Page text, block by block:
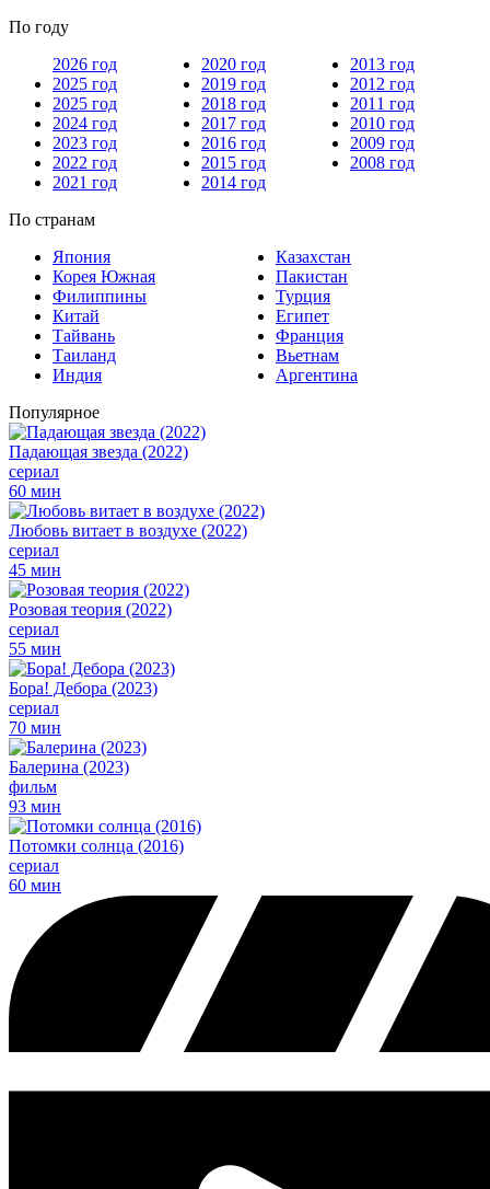
По году
2026 год
2025 год
2025 год
2024 год
2023 год
2022 год
2021 год
2020 год
2019 год
2018 год
2017 год
2016 год
2015 год
2014 год
2013 год
2012 год
2011 год
2010 год
2009 год
2008 год
По странам
Япония
Корея Южная
Филиппины
Китай
Тайвань
Таиланд
Индия
Казахстан
Пакистан
Турция
Египет
Франция
Вьетнам
Аргентина
Популярное
Падающая звезда (2022)
сериал
60 мин
Любовь витает в воздухе (2022)
сериал
45 мин
Розовая теория (2022)
сериал
55 мин
Бора! Дебора (2023)
сериал
70 мин
Балерина (2023)
фильм
93 мин
Потомки солнца (2016)
сериал
60 мин